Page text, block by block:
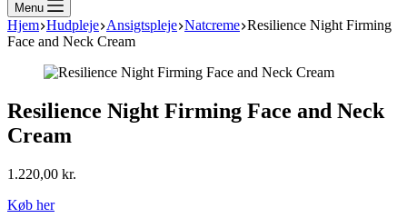
Menu
Hjem Hudpleje Ansigtspleje Natcreme Resilience Night Firming
Face and Neck Cream
Resilience Night Firming Face and Neck
Cream
1.220,00 kr.
Køb her